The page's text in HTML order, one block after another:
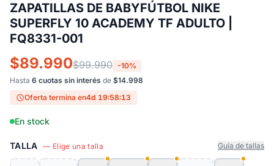
ZAPATILLAS DE BABYFÚTBOL NIKE
SUPERFLY 10 ACADEMY TF ADULTO |
FQ8331-001
$89.990$99.990 -10%
Hasta 6 cuotas sin interés de $14.998
Oferta termina en4d 19:58:12
En stock
TALLA — Elige una talla Guía de tallas